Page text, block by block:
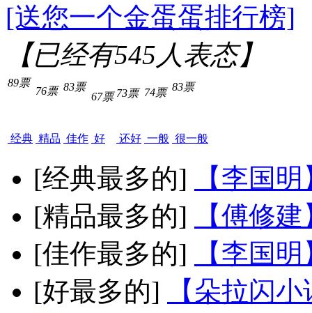
[送您一个金蛋蛋排行榜]
【已经有545人表态】
89票
经典
76票
精品
83票
佳作
67票
好
73票
还好
74票
一般
83票
很一般
[经典最多的]
【李国
[精品最多的]
【傅修
[佳作最多的]
【李国
[好最多的]
【朵拉闪